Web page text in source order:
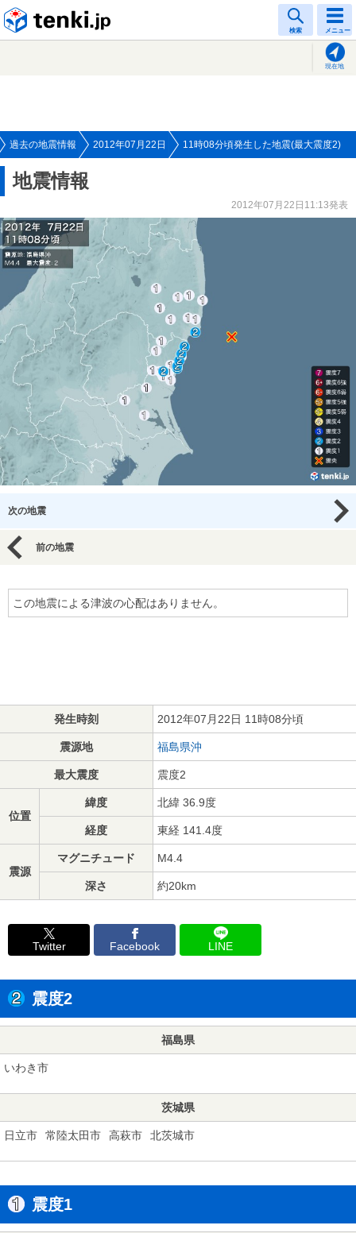
検索 メニュー
現在地
過去の地震情報 2012年07月22日 11時08分頃発生した地震(最大震度2)
地震情報
2012年07月22日11:13発表
次の地震
前の地震
この地震による津波の心配はありません。
発生時刻 2012年07月22日 11時08分頃
震源地 福島県沖
最大震度 震度2
位置
緯度 北緯 36.9度
経度 東経 141.4度
震源
マグニチュード M4.4
深さ 約20km
Twitter Facebook LINE
震度2
福島県
いわき市
茨城県
日立市 常陸太田市 高萩市 北茨城市
震度1